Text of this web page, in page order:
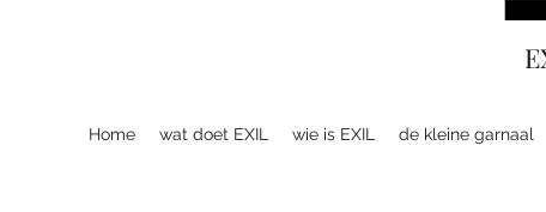
Home wat doet EXIL wie is EXIL de kleine garnaal